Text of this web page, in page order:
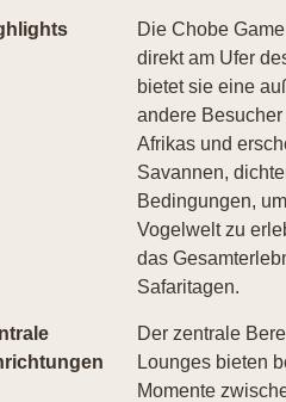
Die Chobe
direkt am Ufer
bietet sie eine
andere
Afrikas und
Savannen,
Bedingungen,
Vogelwelt zu
das
Safaritagen.
Der zentrale
Lounges bieten
Momente